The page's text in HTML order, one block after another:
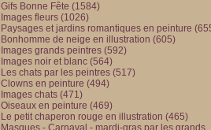
Gifs Bonne Fête (1584)
Images fleurs (1026)
Paysages et jardins romantiques en peinture
Bonhomme de neige en illustration (605)
Images grands peintres (592)
Images noir et blanc (564)
Les chats par les peintres (517)
Clowns en peinture (494)
Images chats (471)
Oiseaux en peinture (469)
Le petit chaperon rouge en illustration (465)
Masques - Carnaval - mardi-gras par les grands